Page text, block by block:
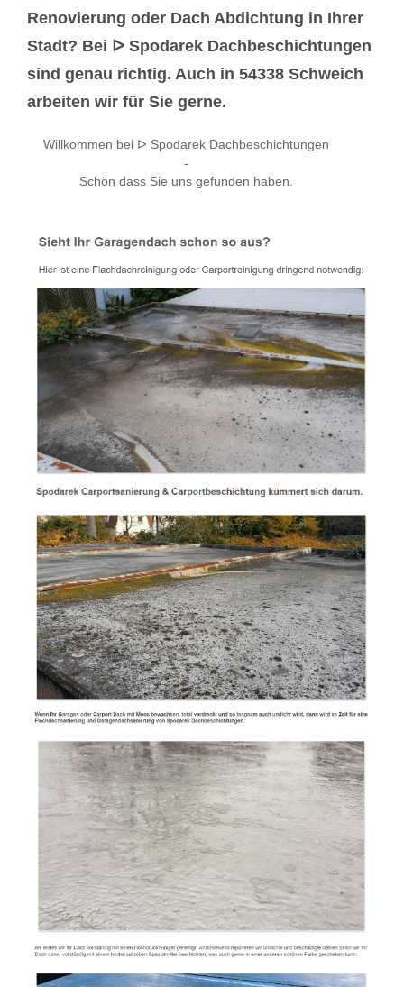
Renovierung oder Dach Abdichtung in Ihrer
Stadt? Bei ᐅ Spodarek Dachbeschichtungen
sind genau richtig. Auch in 54338 Schweich
arbeiten wir für Sie gerne.
Willkommen bei ᐅ Spodarek Dachbeschichtungen
-
Schön dass Sie uns gefunden haben.